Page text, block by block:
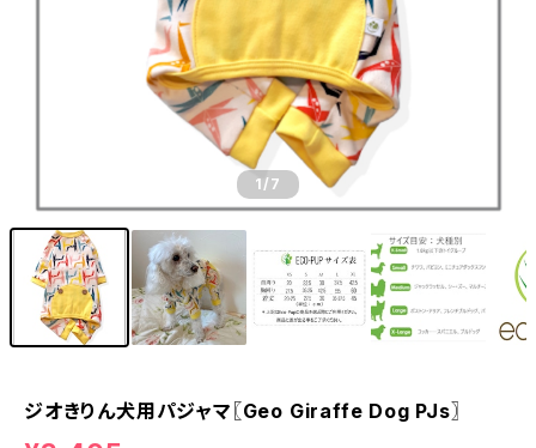
1/7
ジオきりん犬用パジャマ〖Geo Giraffe Dog PJs〗